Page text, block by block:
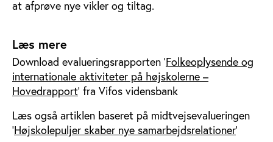
at afprøve nye vikler og tiltag.
Læs mere
Download evalueringsrapporten ’Folkeoplysende og
internationale aktiviteter på højskolerne –
Hovedrapport’ fra Vifos vidensbank
Læs også artiklen baseret på midtvejsevalueringen
'Højskolepuljer skaber nye samarbejdsrelationer'